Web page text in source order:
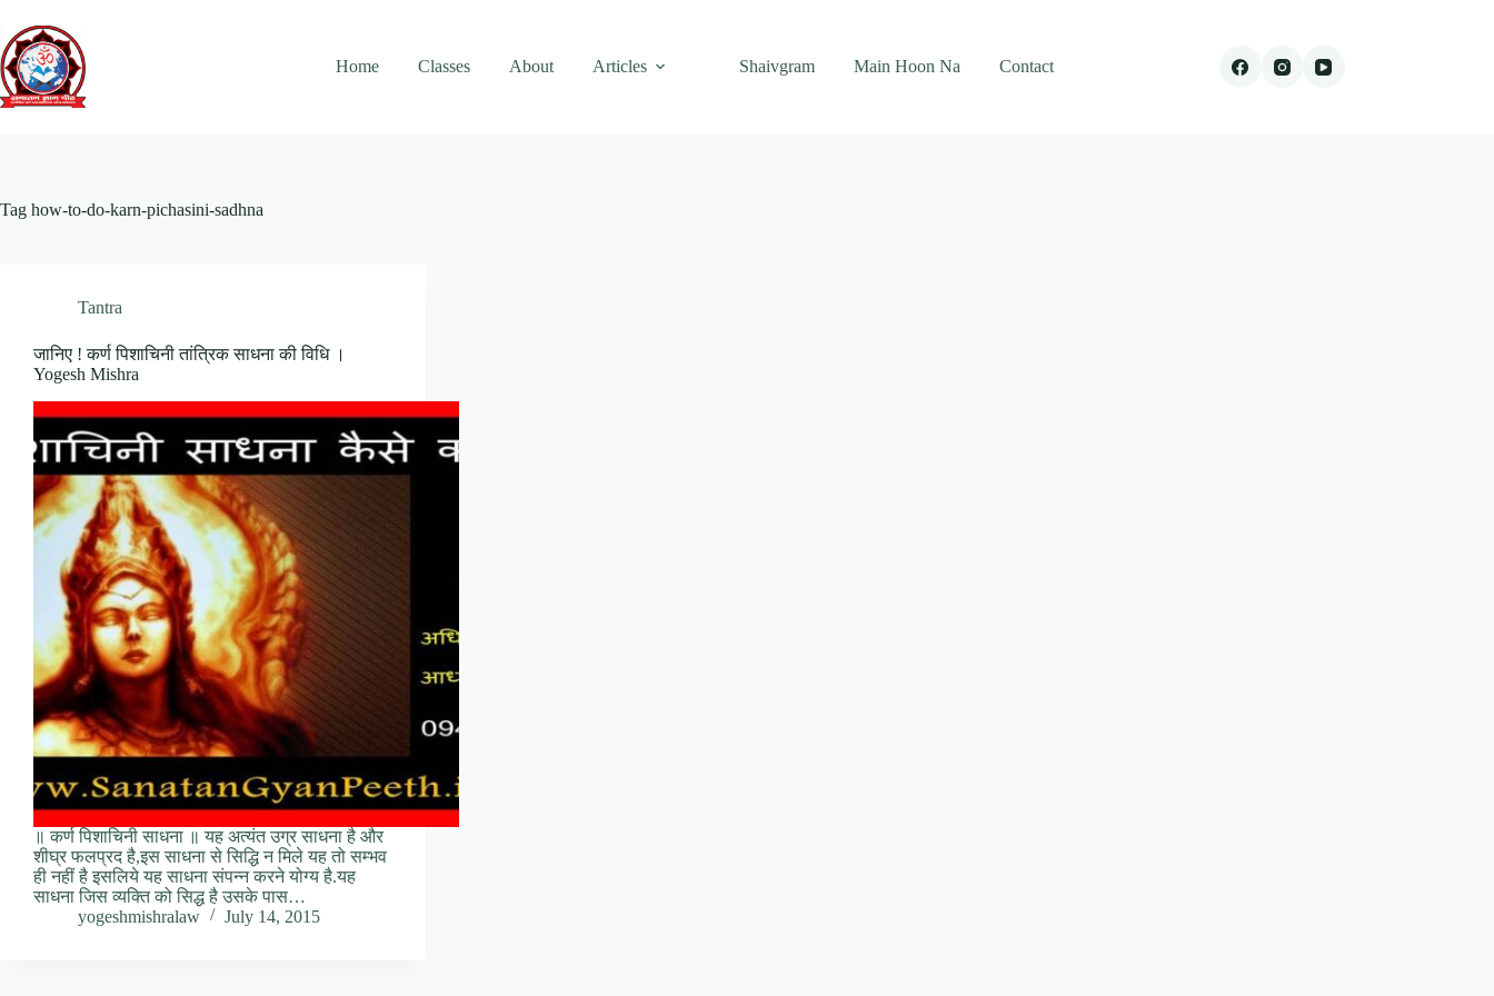
content
Home
Classes About Articles Shaivgram Main Hoon Na Contact
Tag how-to-do-karn-pichasini-sadhna
Tantra
जानिए ! कर्ण पिशाचिनी तांत्रिक साधना की विधि ।
Yogesh Mishra
॥ कर्ण पिशाचिनी साधना ॥ यह अत्यंत उग्र साधना है और
शीघ्र फलप्रद है,इस साधना से सिद्धि न मिले यह तो सम्भव
ही नहीं है इसलिये यह साधना संपन्न करने योग्य है.यह
साधना जिस व्यक्ति को सिद्ध है उसके पास…
yogeshmishralaw
July 14, 2015